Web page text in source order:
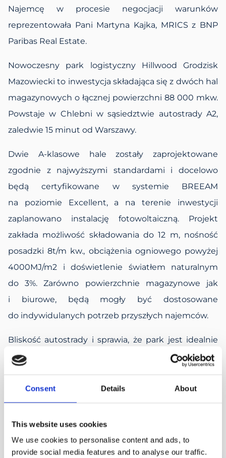
Consent Details About
This website uses cookies
We use cookies to personalise content and ads, to
provide social media features and to analyse our traffic.
Najemcę w procesie negocjacji warunków
reprezentowała Pani Martyna Kajka, MRICS z BNP
Paribas Real Estate.
Nowoczesny park logistyczny Hillwood Grodzisk
Mazowiecki to inwestycja składająca się z dwóch hal
magazynowych o łącznej powierzchni 88 000 mkw.
Powstaje w Chlebni w sąsiedztwie autostrady A2,
zaledwie 15 minut od Warszawy.
Dwie A-klasowe hale zostały zaprojektowane
zgodnie z najwyższymi standardami i docelowo
będą certyfikowane w systemie BREEAM
na poziomie Excellent, a na terenie inwestycji
zaplanowano instalację fotowoltaiczną. Projekt
zakłada możliwość składowania do 12 m, nośność
posadzki 8t/m kw., obciążenia ogniowego powyżej
4000MJ/m2 i doświetlenie światłem naturalnym
do 3%. Zarówno powierzchnie magazynowe jak
i biurowe, będą mogły być dostosowane
do indywidulanych potrzeb przyszłych najemców.
Bliskość autostrady i sprawia, że park jest idealnie
skomunikowany z Warszawą i innymi głównymi
usytuowanie w drugiej strefie rynku
warszawskiego, to z pewnością jeden
z najważniejszych atutów tej inwestycji.